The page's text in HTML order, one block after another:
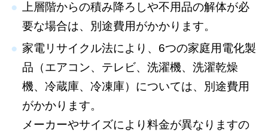
上層階からの積み降ろしや不用品の解体が必
要な場合は、別途費用がかかります。
家電リサイクル法により、6つの家庭用電化製
品（エアコン、テレビ、洗濯機、洗濯乾燥
機、冷蔵庫、冷凍庫）については、別途費用
がかかります。
メーカーやサイズにより料金が異なりますの